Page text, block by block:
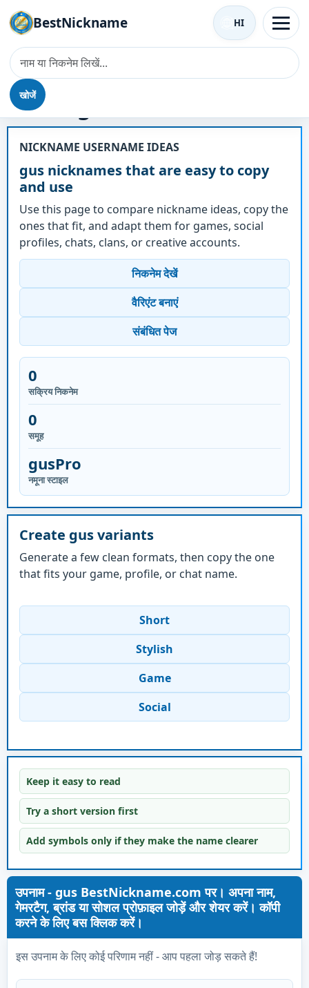
BestNickname
खोजें
HI
उपनाम - gus
NICKNAME USERNAME IDEAS
gus nicknames that are easy to copy
and use
Use this page to compare nickname ideas, copy the
ones that fit, and adapt them for games, social
profiles, chats, clans, or creative accounts.
निकनेम देखें
वैरिएंट बनाएं
संबंधित पेज
0
सक्रिय निकनेम
0
समूह
gusPro
नमूना स्टाइल
Create gus variants
Generate a few clean formats, then copy the one
that fits your game, profile, or chat name.
Short
Stylish
Game
Social
Keep it easy to read
Try a short version first
Add symbols only if they make the name clearer
उपनाम - gus BestNickname.com पर। अपना नाम,
गेमरटैग, ब्रांड या सोशल प्रोफ़ाइल जोड़ें और शेयर करें। कॉपी
करने के लिए बस क्लिक करें।
इस उपनाम के लिए कोई परिणाम नहीं - आप पहला जोड़ सकते हैं!